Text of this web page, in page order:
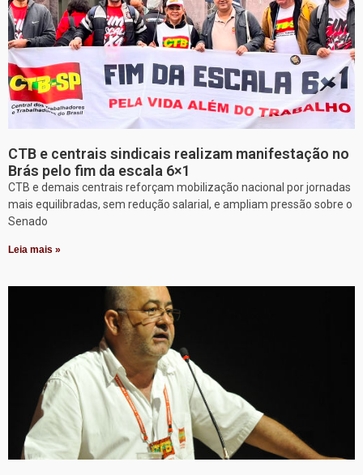
CTB e centrais sindicais realizam manifestação no
Brás pelo fim da escala 6×1
CTB e demais centrais reforçam mobilização nacional por jornadas
mais equilibradas, sem redução salarial, e ampliam pressão sobre o
Senado
Leia mais »